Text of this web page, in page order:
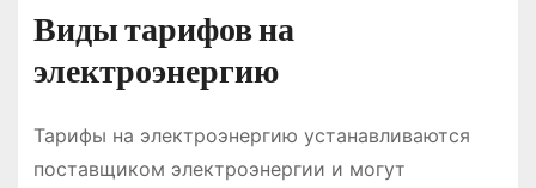
Виды тарифов на
электроэнергию
Тарифы на электроэнергию устанавливаются
поставщиком электроэнергии и могут